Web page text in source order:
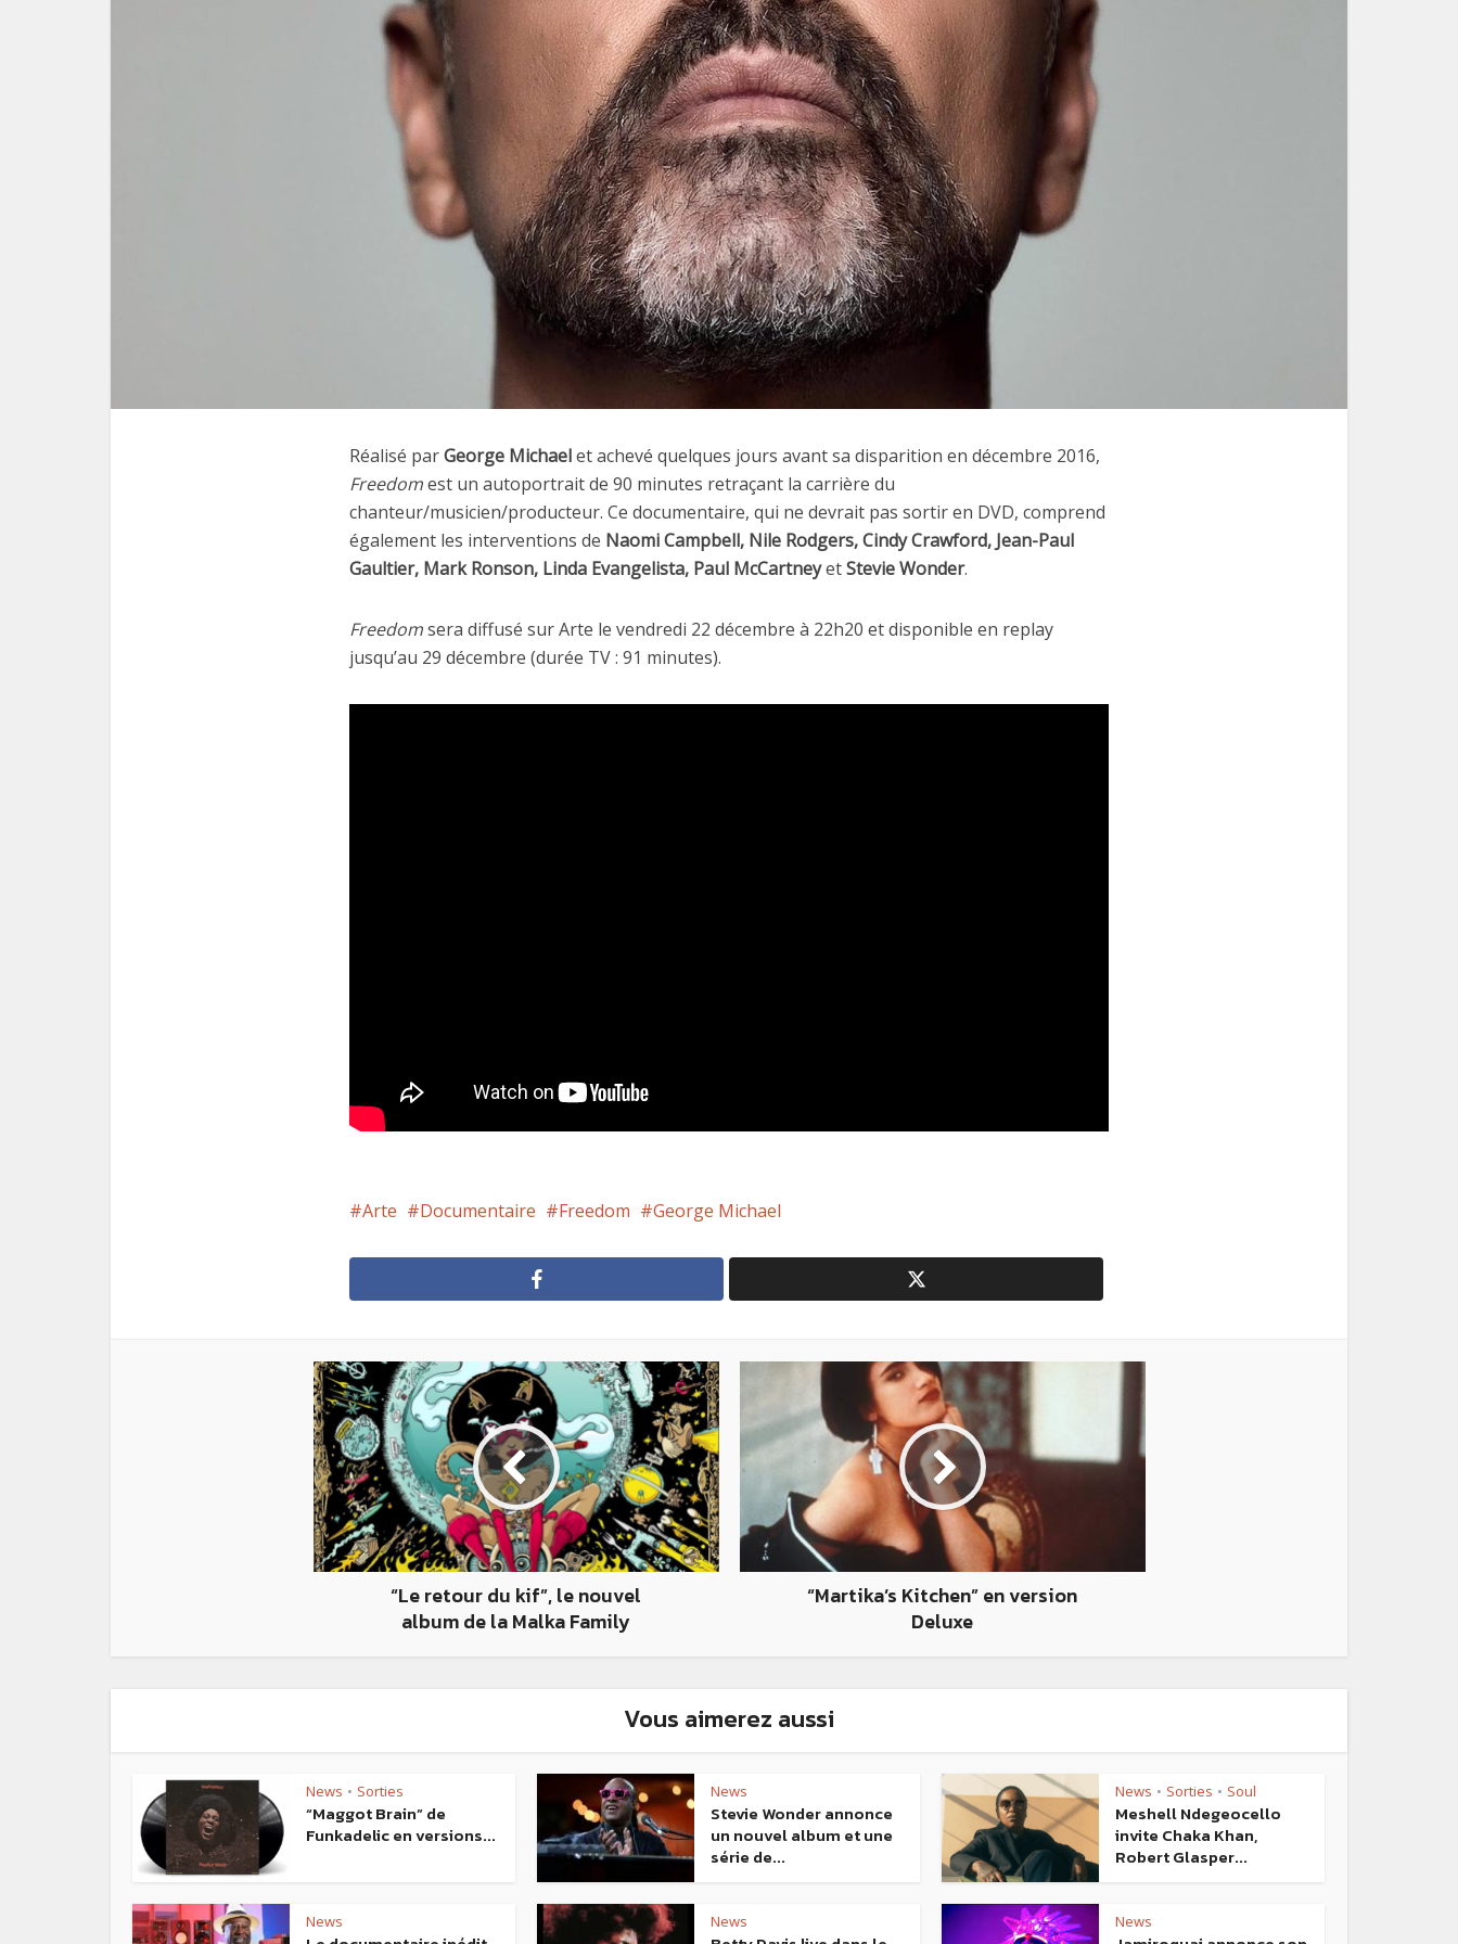
Réalisé parGeorge Michaelet achevé quelques jours avant sa disparition en décembre 2016,
Freedomest un autoportrait de 90 minutes retraçant la carrière du
chanteur/musicien/producteur. Ce documentaire, qui ne devrait pas sortir en DVD, comprend
également les interventions de Naomi Campbell, Nile Rodgers, Cindy Crawford, Jean-Paul
Gaultier, Mark Ronson, Linda Evangelista, Paul McCartneyetStevie Wonder.
Freedomsera diffusé sur Arte le vendredi 22 décembre à 22h20 et disponible en replay
jusqu’au 29 décembre (durée TV : 91 minutes).
Arte Documentaire Freedom George Michael
“Le retour du kif”, le nouvel
album de la Malka Family
“Martika’s Kitchen” en version
Deluxe
Vous aimerez aussi
News • Sorties
“Maggot Brain” de
Funkadelic en versions...
News
Stevie Wonder annonce
un nouvel album et une
série de...
News • Sorties • Soul
Meshell Ndegeocello
invite Chaka Khan,
Robert Glasper...
News News News